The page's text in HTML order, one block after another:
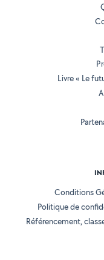
Livre « Le
Conditions
Politique de
Référencement,